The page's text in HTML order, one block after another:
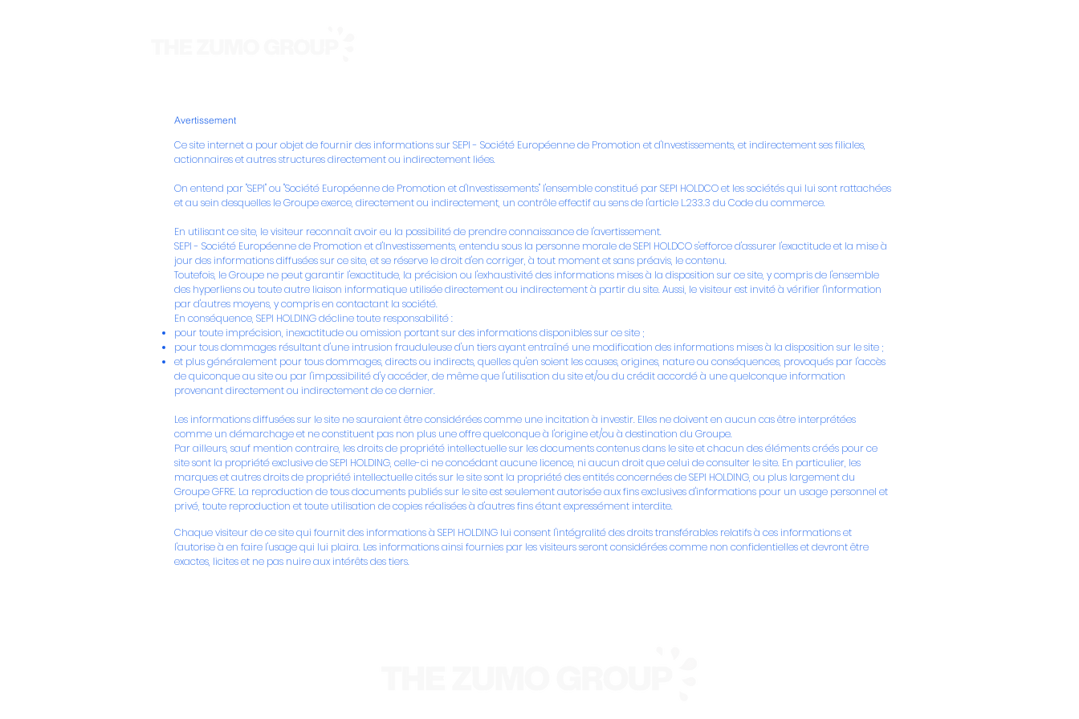
Avertissement
Ce site internet a pour objet de fournir des informations sur SEPI - Société Européenne de Promotion et d'Investissements, et indirectement ses filiales,
actionnaires et autres structures directement ou indirectement liées.
On entend par "SEPI" ou "Société Européenne de Promotion et d'Investissements" l'ensemble constitué par SEPI HOLDCO et les sociétés qui lui sont rattachées
et au sein desquelles le Groupe exerce, directement ou indirectement, un contrôle effectif au sens de l'article L.233.3 du Code du commerce.
En utilisant ce site, le visiteur reconnaît avoir eu la possibilité de prendre connaissance de l'avertissement.
SEPI - Société Européenne de Promotion et d'Investissements, entendu sous la personne morale de SEPI HOLDCO s'efforce d'assurer l'exactitude et la mise à
jour des informations diffusées sur ce site, et se réserve le droit d'en corriger, à tout moment et sans préavis, le contenu.
Toutefois, le Groupe ne peut garantir l'exactitude, la précision ou l'exhaustivité des informations mises à la disposition sur ce site, y compris de l'ensemble
des hyperliens ou toute autre liaison informatique utilisée directement ou indirectement à partir du site. Aussi, le visiteur est invité à vérifier l'information
par d'autres moyens, y compris en contactant la société.
En conséquence, SEPI HOLDING décline toute responsabilité :
pour toute imprécision, inexactitude ou omission portant sur des informations disponibles sur ce site ;
pour tous dommages résultant d'une intrusion frauduleuse d'un tiers ayant entraîné une modification des informations mises à la disposition sur le site ;
et plus généralement pour tous dommages, directs ou indirects, quelles qu'en soient les causes, origines, nature ou conséquences, provoqués par l'accès
de quiconque au site ou par l'impossibilité d'y accéder, de même que l'utilisation du site et/ou du crédit accordé à une quelconque information
provenant directement ou indirectement de ce dernier.
Les informations diffusées sur le site ne sauraient être considérées comme une incitation à investir. Elles ne doivent en aucun cas être interprétées
comme un démarchage et ne constituent pas non plus une offre quelconque à l'origine et/ou à destination du Groupe.
Par ailleurs, sauf mention contraire, les droits de propriété intellectuelle sur les documents contenus dans le site et chacun des éléments créés pour ce
site sont la propriété exclusive de SEPI HOLDING, celle-ci ne concédant aucune licence, ni aucun droit que celui de consulter le site. En particulier, les
marques et autres droits de propriété intellectuelle cités sur le site sont la propriété des entités concernées de SEPI HOLDING, ou plus largement du
Groupe GFRE. La reproduction de tous documents publiés sur le site est seulement autorisée aux fins exclusives d'informations pour un usage personnel et
privé, toute reproduction et toute utilisation de copies réalisées à d'autres fins étant expressément interdite.
Chaque visiteur de ce site qui fournit des informations à SEPI HOLDING lui consent l'intégralité des droits transférables relatifs à ces informations et
l'autorise à en faire l'usage qui lui plaira. Les informations ainsi fournies par les visiteurs seront considérées comme non confidentielles et devront être
exactes, licites et ne pas nuire aux intérêts des tiers.